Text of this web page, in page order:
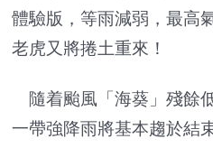
體驗版，等雨減弱，最高
老虎又將捲土重來！
隨着颱風「海葵」殘餘
一帶強降雨將基本趨於結